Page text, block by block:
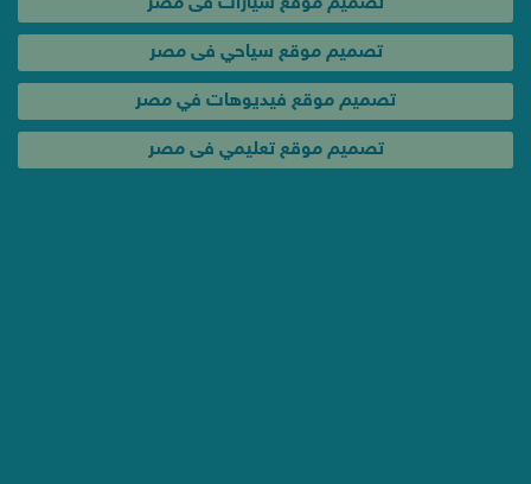
تصميم موقع سياحي فى مصر
تصميم موقع فيديوهات في مصر
تصميم موقع تعليمي فى مصر